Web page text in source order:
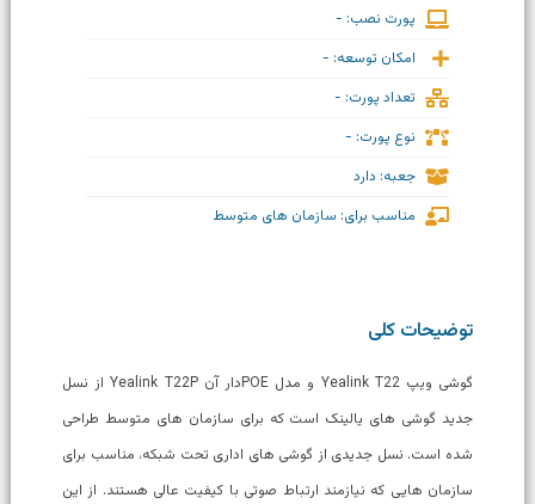
پورت نصب: -
امکان توسعه: -
تعداد پورت: -
نوع پورت: -
جعبه: دارد
مناسب برای: سازمان های متوسط
توضیحات کلی
گوشی ویپ Yealink T22 و مدل POEدار آن Yealink T22P از نسل
جدید گوشی های یالینک است که برای سازمان های متوسط طراحی
شده است. نسل جدیدی از گوشی های اداری تحت شبکه، مناسب برای
سازمان هایی که نیازمند ارتباط صوتی با کیفیت عالی هستند. از این